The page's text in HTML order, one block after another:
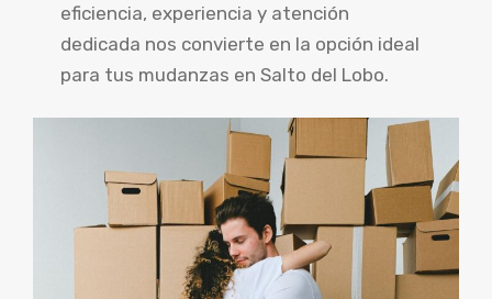
eficiencia, experiencia y atención
dedicada nos convierte en la opción ideal
para tus mudanzas en Salto del Lobo.